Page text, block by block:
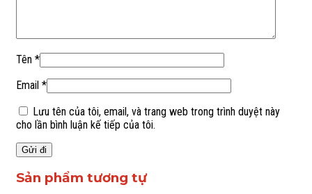
Tên *
Email *
Lưu tên của tôi, email, và trang web trong trình duyệt này
cho lần bình luận kế tiếp của tôi.
Sản phẩm tương tự